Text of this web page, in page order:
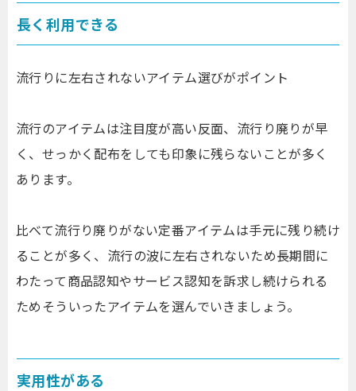
長く利用できる
流行りに左右されないアイテム選びがポイント
流行のアイテムは注目度が高い反面、流行り廃りが早
く、せっかく配布をしても印象に残らないことが多く
あります。
比べて流行り廃りがない定番アイテムは手元に残り続け
ることが多く、流行の波に左右されないため長期間に
わたって商品認知やサービス認知を訴求し続けられる
ためそういったアイテムを選んでいきましょう。
実用性がある